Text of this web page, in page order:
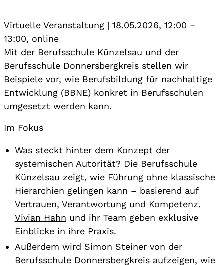
Virtuelle Veranstaltung | 18.05.2026, 12:00 –
13:00, online
Mit der Berufsschule Künzelsau und der
Berufsschule Donnersbergkreis stellen wir
Beispiele vor, wie Berufsbildung für nachhaltige
Entwicklung (BBNE) konkret in Berufsschulen
umgesetzt werden kann.
Im Fokus
Was steckt hinter dem Konzept der
systemischen Autorität? Die Berufsschule
Künzelsau zeigt, wie Führung ohne klassische
Hierarchien gelingen kann – basierend auf
Vertrauen, Verantwortung und Kompetenz.
Vivian Hahn und ihr Team geben exklusive
Einblicke in ihre Praxis.
Außerdem wird Simon Steiner von der
Berufsschule Donnersbergkreis aufzeigen, wie